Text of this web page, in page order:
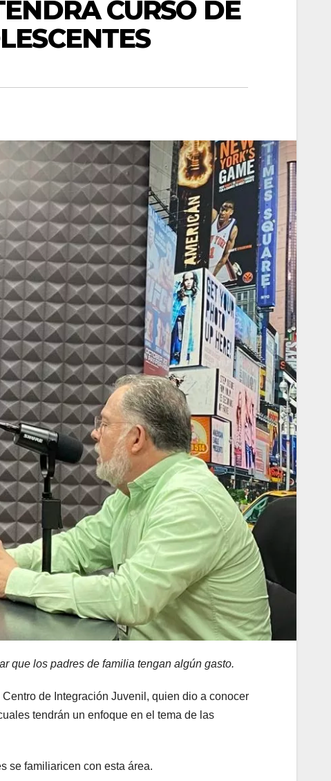
CURSO DE
que los padres de familia tengan algún gasto.
de Integración Juvenil, quien dio a conocer
tendrán un enfoque en el tema de las
se familiaricen con esta área.